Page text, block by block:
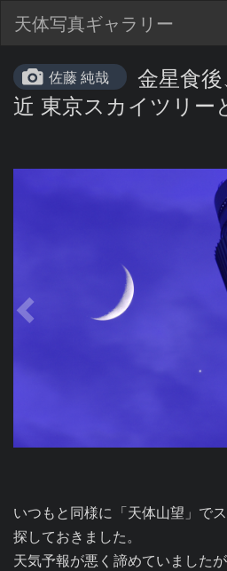
天体写真ギャラリー
佐藤 純哉
金星食
近 東京スカイツリー
いつもと同様に「天体山望」で
探しておきました。
天気予報が悪く諦めていました